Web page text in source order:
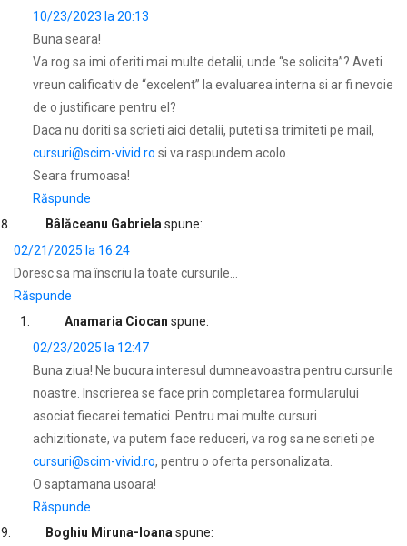
10/23/2023 la 20:13
Buna seara!
Va rog sa imi oferiti mai multe detalii, unde “se solicita”? Aveti
vreun calificativ de “excelent” la evaluarea interna si ar fi nevoie
de o justificare pentru el?
Daca nu doriti sa scrieti aici detalii, puteti sa trimiteti pe mail,
cursuri@scim-vivid.ro si va raspundem acolo.
Seara frumoasa!
Răspunde
Bâlăceanu Gabriela spune:
02/21/2025 la 16:24
Doresc sa ma înscriu la toate cursurile…
Răspunde
Anamaria Ciocan spune:
02/23/2025 la 12:47
Buna ziua! Ne bucura interesul dumneavoastra pentru cursurile
noastre. Inscrierea se face prin completarea formularului
asociat fiecarei tematici. Pentru mai multe cursuri
achizitionate, va putem face reduceri, va rog sa ne scrieti pe
cursuri@scim-vivid.ro, pentru o oferta personalizata.
O saptamana usoara!
Răspunde
Boghiu Miruna-Ioana spune: